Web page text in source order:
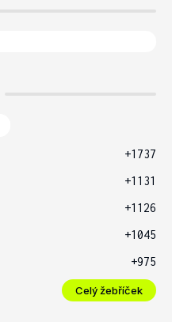
+1737
+1131
+1126
+1045
+975
Celý žebříček